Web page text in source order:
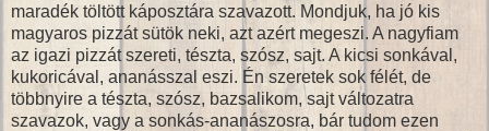
maradék töltött káposztára szavazott. Mondjuk, ha jó kis
magyaros pizzát sütök neki, azt azért megeszi. A nagyfiam
az igazi pizzát szereti, tészta, szósz, sajt. A kicsi sonkával,
kukoricával, ananásszal eszi. Én szeretek sok félét, de
többnyire a tészta, szósz, bazsalikom, sajt változatra
szavazok, vagy a sonkás-ananászosra, bár tudom ezen